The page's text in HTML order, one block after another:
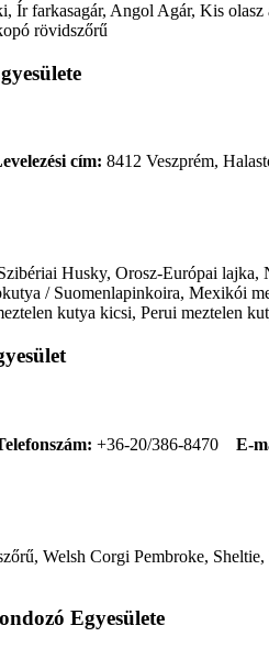
Ír farkasagár, Angol Agár, Kis
rövidszőrű
cím: 8412 Veszprém,
Husky, Orosz-Európai
/ Suomenlapinkoira, Mexikói
kutya kicsi, Perui meztelen
+36-20/386-8470 E-
Welsh Corgi Pembroke,
Egyesülete